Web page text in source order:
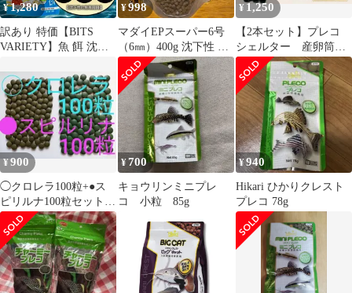
¥1,280
訳あり 特価【BITS
VARIETY】魚 餌 沈下
47% 熱帯魚 小型 主食
小さな顆粒タイプ エサ
えさ フレーク スピリル
ナ 高タンパク 天然成分
プレミアム 賞味期限
2026/9
¥998
マダイEPスーパー6号
（6㎜）400g 沈下性 ナ
マズ プレコ ポリプに有
効な餌
¥ 1,250
【2本セット】プレコ
シェルター 産卵筒
【小】
¥900
◯クロレラ100粒+●ス
ピリルナ100粒セット
エサ メダカ プレコ ヌ
マエビ
¥700
キョウリンミニプレ
コ 小粒 85g
¥940
Hikari ひかりクレスト
プレコ 78g